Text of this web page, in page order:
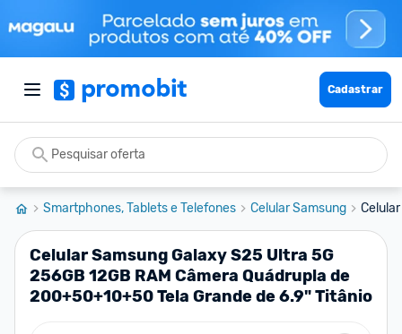
Cadastrar
Smartphones, Tablets e Telefones Celular Samsung
Celular Samsung Galaxy S25 Ultra 5G
256GB 12GB RAM Câmera Quádrupla de
200+50+10+50 Tela Grande de 6.9" Titânio